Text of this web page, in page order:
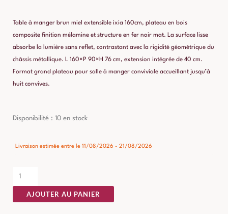
Table à manger brun miel extensible ixia 160cm, plateau en bois
composite finition mélamine et structure en fer noir mat. La surface lisse
absorbe la lumière sans reflet, contrastant avec la rigidité géométrique du
châssis métallique. L 160×P 90×H 76 cm, extension intégrée de 40 cm.
Format grand plateau pour salle à manger conviviale accueillant jusqu’à
huit convives.
Disponibilité : 10 en stock
Livraison estimée entre le 11/08/2026 - 21/08/2026
quantité
Table
Manger
Marron
Extensible
AJOUTER AU PANIER